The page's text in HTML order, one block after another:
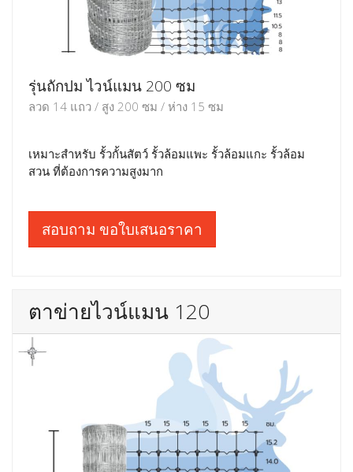
รุ่นถักปม ไวน์แมน 200 ซม
ลวด 14 แถว / สูง 200 ซม / ห่าง 15 ซม
เหมาะสำหรับ รั้วกั้นสัตว์ รั้วล้อมแพะ รั้วล้อมแกะ รั้วล้อม
สวน ที่ต้องการความสูงมาก
สอบถาม ขอใบเสนอราคา
ตาข่ายไวน์แมน 120